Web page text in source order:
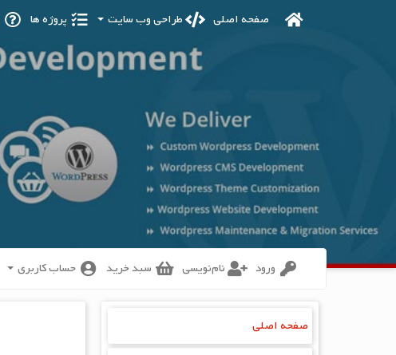
صفحه اصلی طراحی وب سایت پروژه‌ ها
ورود نام‌نویسی سبد خرید حساب کاربری
صفحه اصلی